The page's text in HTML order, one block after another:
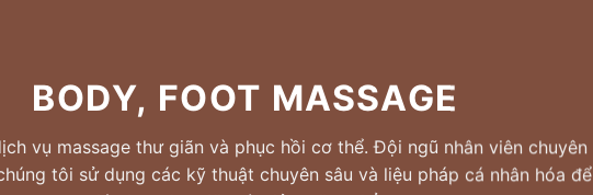
BODY, FOOT MASSAGE
vụ massage thư giãn và phục hồi cơ thể. Đội ngũ nhân viên chuyên
tôi sử dụng các kỹ thuật chuyên sâu và liệu pháp cá nhân hóa để